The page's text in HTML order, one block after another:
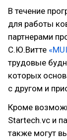
В течение
для работы
партнерами
С.Ю.Витте
трудовые
которых
с другом и
Кроме
Startech.vc и
также могут